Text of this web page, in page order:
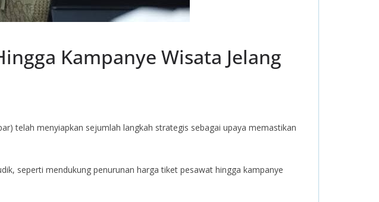
Kampanye Wisata Jelang
telah menyiapkan sejumlah langkah strategis sebagai upaya memastikan
seperti mendukung penurunan harga tiket pesawat hingga kampanye